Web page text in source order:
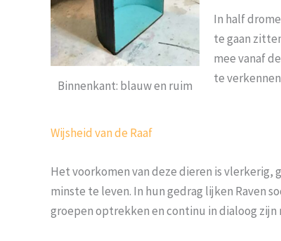
Binnenkant: blauw en ruim
In half
te gaan
mee vanaf
te
Wijsheid van de Raaf
Het voorkomen van deze dieren is vlerkerig,
minste te leven. In hun gedrag lijken Raven
groepen optrekken en continu in dialoog zijn